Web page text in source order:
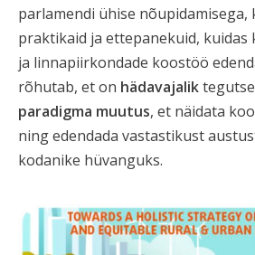
parlamendi ühise nõupidamisega,
praktikaid ja ettepanekuid, kuidas
ja linnapiirkondade koostöö
rõhutab, et on hädavajalik
paradigma muutus, et näidata
ning edendada vastastikust
kodanike hüvanguks.